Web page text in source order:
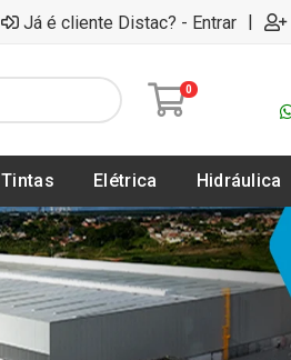
Já é cliente Distac? - Entrar |
0
Tintas Elétrica Hidráulica